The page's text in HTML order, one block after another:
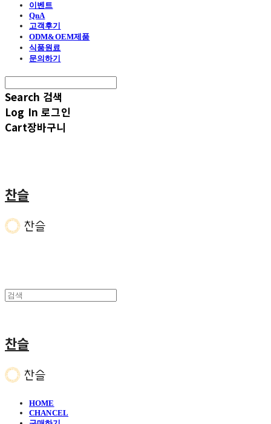
이벤트
QnA
고객후기
ODM&OEM제품
식품원료
문의하기
Search 검색
Log In 로그인
Cart장바구니
찬슬
찬슬
HOME
CHANCEL